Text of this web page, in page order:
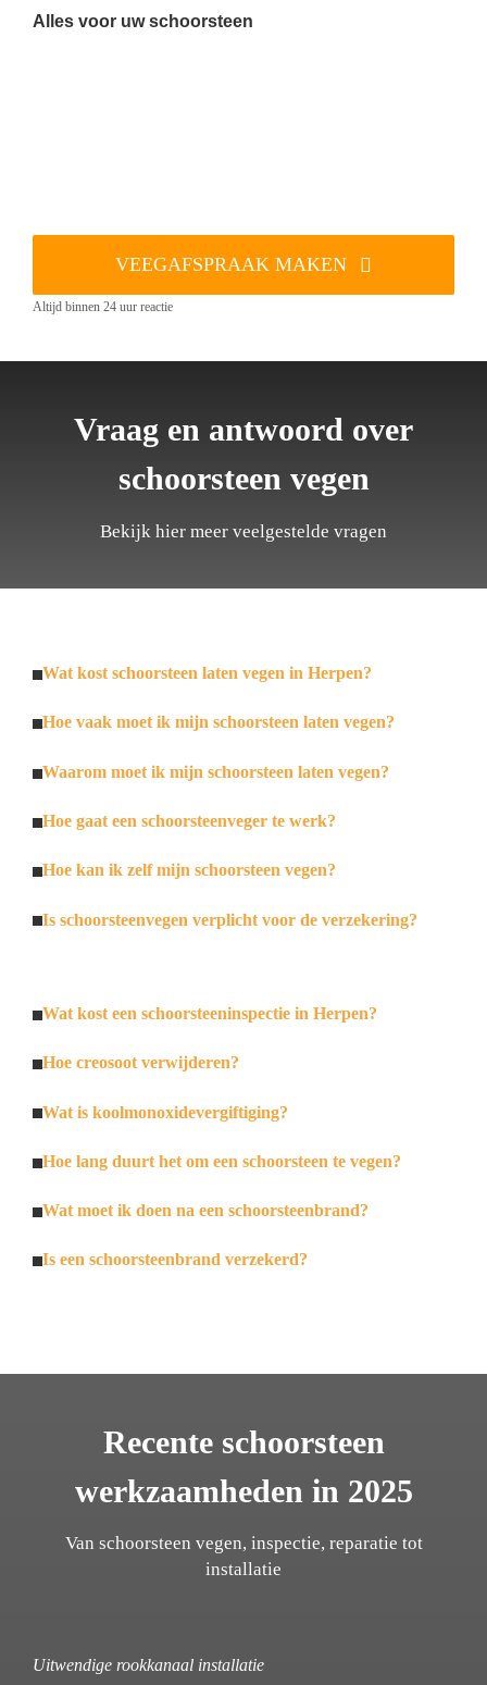
Alles voor uw schoorsteen
VEEGAFSPRAAK MAKEN
Altijd binnen 24 uur reactie
Vraag en antwoord over
schoorsteen vegen
Bekijk hier meer veelgestelde vragen
Wat kost schoorsteen laten vegen in Herpen?
Hoe vaak moet ik mijn schoorsteen laten vegen?
Waarom moet ik mijn schoorsteen laten vegen?
Hoe gaat een schoorsteenveger te werk?
Hoe kan ik zelf mijn schoorsteen vegen?
Is schoorsteenvegen verplicht voor de verzekering?
Wat kost een schoorsteeninspectie in Herpen?
Hoe creosoot verwijderen?
Wat is koolmonoxidevergiftiging?
Hoe lang duurt het om een schoorsteen te vegen?
Wat moet ik doen na een schoorsteenbrand?
Is een schoorsteenbrand verzekerd?
Recente schoorsteen
werkzaamheden in 2025
Van schoorsteen vegen, inspectie, reparatie tot
installatie
Uitwendige rookkanaal installatie